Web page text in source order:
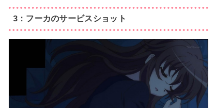
3：フーカのサービスショット